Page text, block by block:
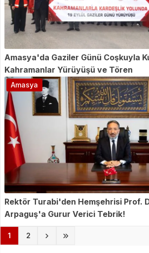
Amasya'da Gaziler Günü Coşkuyla
Kahramanlar Yürüyüşü ve Tören
Rektör Turabi'den Hemşehrisi Prof.
Arpaguş'a Gurur Verici Tebrik!
Amasya
1 (current)
2